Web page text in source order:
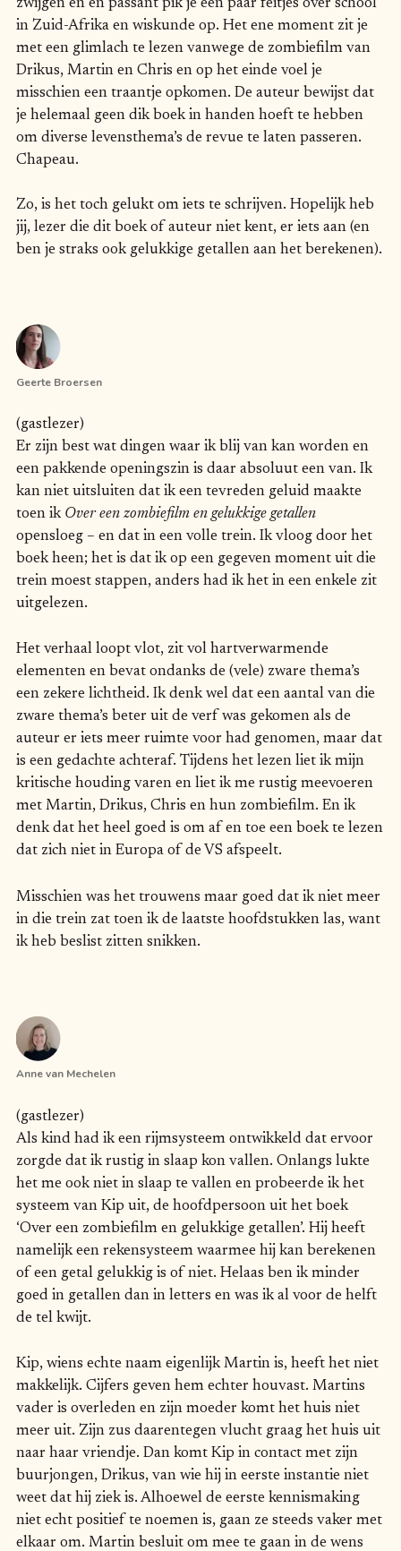
zwijgen en en passant pik je een paar feitjes over school
in Zuid-Afrika en wiskunde op. Het ene moment zit je
met een glimlach te lezen vanwege de zombiefilm van
Drikus, Martin en Chris en op het einde voel je
misschien een traantje opkomen. De auteur bewijst dat
je helemaal geen dik boek in handen hoeft te hebben
om diverse levensthema’s de revue te laten passeren.
Chapeau.
Zo, is het toch gelukt om iets te schrijven. Hopelijk heb
jij, lezer die dit boek of auteur niet kent, er iets aan (en
ben je straks ook gelukkige getallen aan het berekenen).
Geerte Broersen
(gastlezer)
Er zijn best wat dingen waar ik blij van kan worden en
een pakkende openingszin is daar absoluut een van. Ik
kan niet uitsluiten dat ik een tevreden geluid maakte
toen ik Over een zombiefilm en gelukkige getallen
opensloeg – en dat in een volle trein. Ik vloog door het
boek heen; het is dat ik op een gegeven moment uit die
trein moest stappen, anders had ik het in een enkele zit
uitgelezen.
Het verhaal loopt vlot, zit vol hartverwarmende
elementen en bevat ondanks de (vele) zware thema’s
een zekere lichtheid. Ik denk wel dat een aantal van die
zware thema’s beter uit de verf was gekomen als de
auteur er iets meer ruimte voor had genomen, maar dat
is een gedachte achteraf. Tijdens het lezen liet ik mijn
kritische houding varen en liet ik me rustig meevoeren
met Martin, Drikus, Chris en hun zombiefilm. En ik
denk dat het heel goed is om af en toe een boek te lezen
dat zich niet in Europa of de VS afspeelt.
Misschien was het trouwens maar goed dat ik niet meer
in die trein zat toen ik de laatste hoofdstukken las, want
ik heb beslist zitten snikken.
Anne van Mechelen
(gastlezer)
Als kind had ik een rijmsysteem ontwikkeld dat ervoor
zorgde dat ik rustig in slaap kon vallen. Onlangs lukte
het me ook niet in slaap te vallen en probeerde ik het
systeem van Kip uit, de hoofdpersoon uit het boek
‘Over een zombiefilm en gelukkige getallen’. Hij heeft
namelijk een rekensysteem waarmee hij kan berekenen
of een getal gelukkig is of niet. Helaas ben ik minder
goed in getallen dan in letters en was ik al voor de helft
de tel kwijt.
Kip, wiens echte naam eigenlijk Martin is, heeft het niet
makkelijk. Cijfers geven hem echter houvast. Martins
vader is overleden en zijn moeder komt het huis niet
meer uit. Zijn zus daarentegen vlucht graag het huis uit
naar haar vriendje. Dan komt Kip in contact met zijn
buurjongen, Drikus, van wie hij in eerste instantie niet
weet dat hij ziek is. Alhoewel de eerste kennismaking
niet echt positief te noemen is, gaan ze steeds vaker met
elkaar om. Martin besluit om mee te gaan in de wens